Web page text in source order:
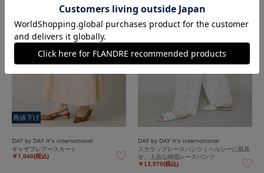
再値下げ
DAY by DAY It's international
ギャザフレアースカート
￥7,040(税込)
DAY by DAY It's international
スカラップレースパンツ｜ヘルシーに肌見
せ、上品な綿混レースパンツ
￥13,970(税込)